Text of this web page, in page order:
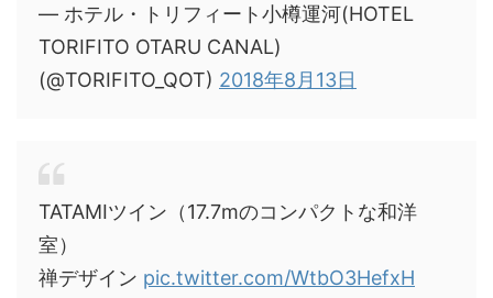
— ホテル・トリフィート小樽運河(HOTEL
TORIFITO OTARU CANAL)
(@TORIFITO_QOT) 2018年8月13日
TATAMIツイン（17.7mのコンパクトな和洋
室）
禅デザイン pic.twitter.com/WtbO3HefxH